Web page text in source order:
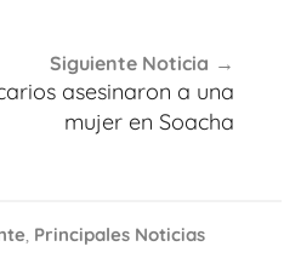
Siguiente Noticia
asesinaron a una
mujer en Soacha
, Principales Noticias